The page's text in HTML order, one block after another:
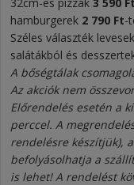
hamburgerek 2 790 Ft-
Széles választék
salátákból és
A bőségtálak
Az akciók nem
Előrendelés esetén a
perccel. A
rendelésre készítjük),
befolyásolhatja a
is lehet! A rendelést